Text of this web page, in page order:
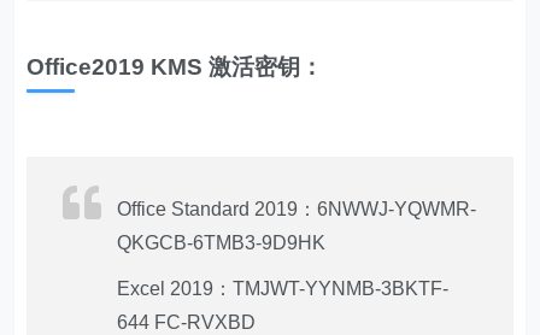
Office2019 KMS 激活密钥：
Office Standard 2019：6NWWJ-YQWMR-
QKGCB-6TMB3-9D9HK
Excel 2019：TMJWT-YYNMB-3BKTF-
644 FC-RVXBD